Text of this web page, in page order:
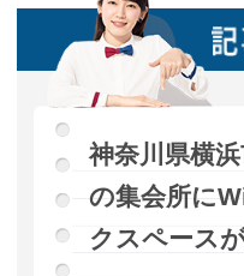
神奈川県横
の集会所に
クスペース